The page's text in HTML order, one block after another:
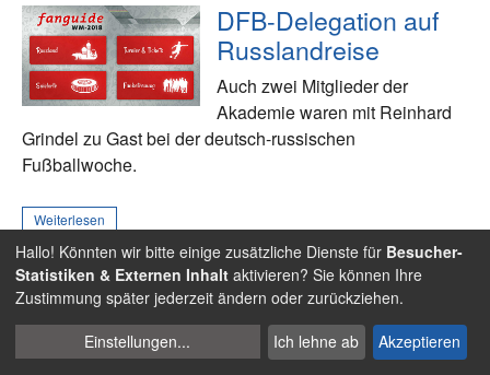
DFB-Delegation auf
Russlandreise
Auch zwei Mitglieder der
Akademie waren mit Reinhard
Grindel zu Gast bei der deutsch-russischen
Fußballwoche.
Weiterlesen
09. Mai 2018
Fans
Der DFB und
Cookies
verwalten
Hallo! Könnten wir bitte einige zusätzliche Dienste für Besucher-
Statistiken & Externen Inhalt aktivieren? Sie können Ihre
Zustimmung später jederzeit ändern oder zurückziehen.
Einstellungen... Ich lehne ab Akzeptieren